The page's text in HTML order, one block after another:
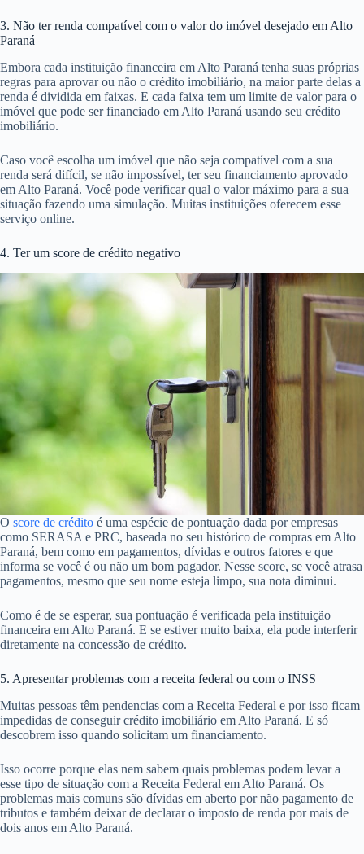
3. Não ter renda compatível com o valor do imóvel desejado em Alto
Paraná
Embora cada instituição financeira em Alto Paraná tenha suas próprias
regras para aprovar ou não o crédito imobiliário, na maior parte delas a
renda é dividida em faixas. E cada faixa tem um limite de valor para o
imóvel que pode ser financiado em Alto Paraná usando seu crédito
imobiliário.
Caso você escolha um imóvel que não seja compatível com a sua
renda será difícil, se não impossível, ter seu financiamento aprovado
em Alto Paraná. Você pode verificar qual o valor máximo para a sua
situação fazendo uma simulação. Muitas instituições oferecem esse
serviço online.
4. Ter um score de crédito negativo
O score de crédito é uma espécie de pontuação dada por empresas
como SERASA e PRC, baseada no seu histórico de compras em Alto
Paraná, bem como em pagamentos, dívidas e outros fatores e que
informa se você é ou não um bom pagador. Nesse score, se você atrasa
pagamentos, mesmo que seu nome esteja limpo, sua nota diminui.
Como é de se esperar, sua pontuação é verificada pela instituição
financeira em Alto Paraná. E se estiver muito baixa, ela pode interferir
diretamente na concessão de crédito.
5. Apresentar problemas com a receita federal ou com o INSS
Muitas pessoas têm pendencias com a Receita Federal e por isso ficam
impedidas de conseguir crédito imobiliário em Alto Paraná. E só
descobrem isso quando solicitam um financiamento.
Isso ocorre porque elas nem sabem quais problemas podem levar a
esse tipo de situação com a Receita Federal em Alto Paraná. Os
problemas mais comuns são dívidas em aberto por não pagamento de
tributos e também deixar de declarar o imposto de renda por mais de
dois anos em Alto Paraná.